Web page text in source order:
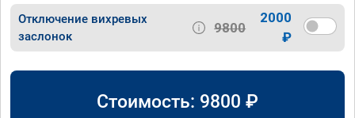
Отключение вихревых
заслонок
9800
2000
₽
Стоимость: 9800 ₽